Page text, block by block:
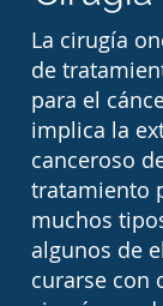
En
primera
cirujano
en realizar
para
La cirugía
de
para el
implica la
canceroso
tratamiento
muchos
algunos de
curarse con